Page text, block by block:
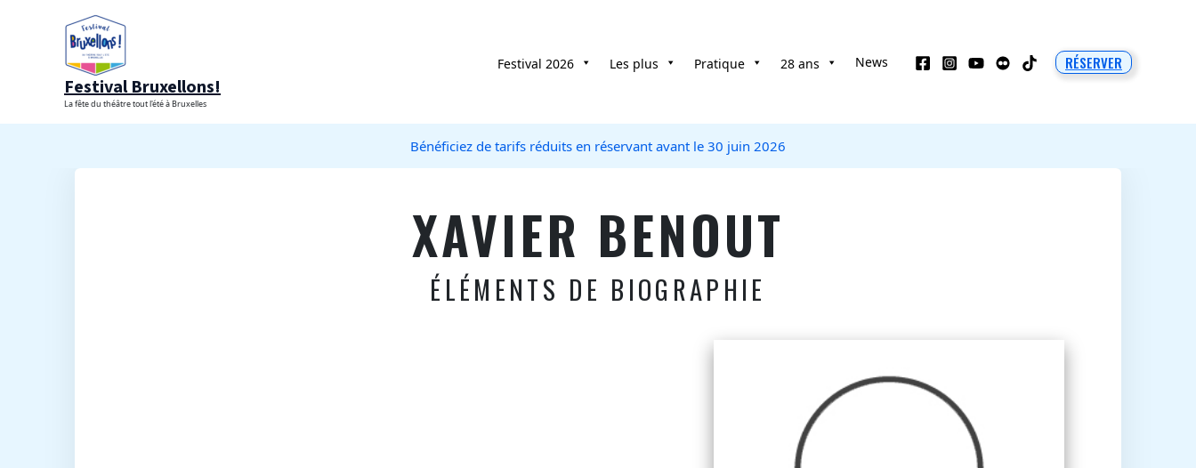
Festival Bruxellons!
La fête du théâtre tout l'été à Bruxelles
Festival 2026 Les plus Pratique 28 ans News RÉSERVER
Bénéficiez de tarifs réduits en réservant avant le 30 juin 2026
XAVIER BENOUT
ÉLÉMENTS DE BIOGRAPHIE